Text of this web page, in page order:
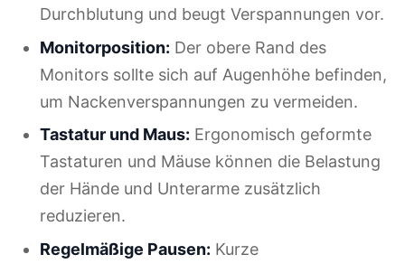
Durchblutung und beugt Verspannungen vor.
Monitorposition: Der obere Rand des
Monitors sollte sich auf Augenhöhe befinden,
um Nackenverspannungen zu vermeiden.
Tastatur und Maus: Ergonomisch geformte
Tastaturen und Mäuse können die Belastung
der Hände und Unterarme zusätzlich
reduzieren.
Regelmäßige Pausen: Kurze